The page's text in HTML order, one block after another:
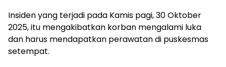
Insiden yang terjadi pada Kamis pagi, 30 Oktober
2025, itu mengakibatkan korban mengalami luka
dan harus mendapatkan perawatan di puskesmas
setempat.